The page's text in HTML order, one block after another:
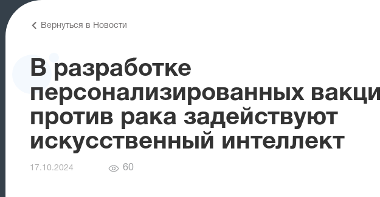
Вернуться в Новости
В разработке
персонализированных
против рака задействуют
искусственный интеллект
17.10.2024
Количество
60